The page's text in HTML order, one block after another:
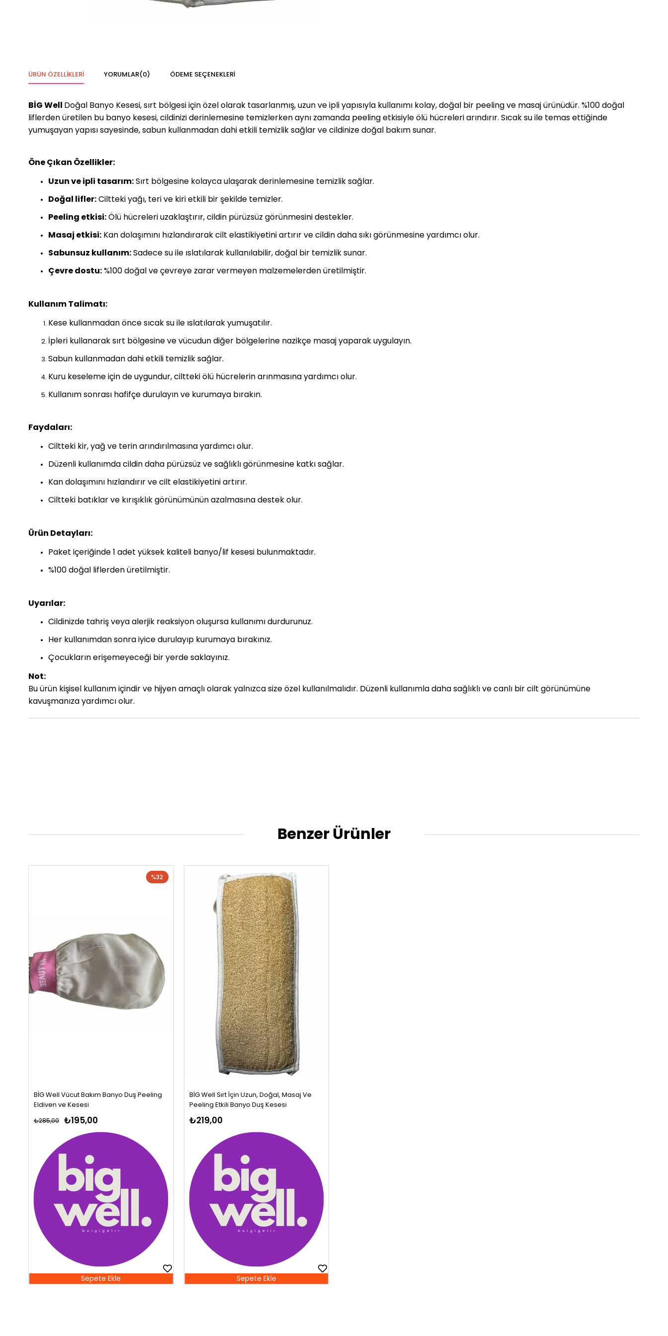
ÜRÜN ÖZELLIKLERI YORUMLAR(0) ÖDEME SEÇENEKLERI
BİG Well Doğal Banyo Kesesi, sırt bölgesi için özel olarak tasarlanmış, uzun ve ipli yapısıyla kullanımı kolay, doğal bir peeling ve masaj ürünüdür. %100 doğal
liflerden üretilen bu banyo kesesi, cildinizi derinlemesine temizlerken aynı zamanda peeling etkisiyle ölü hücreleri arındırır. Sıcak su ile temas ettiğinde
yumuşayan yapısı sayesinde, sabun kullanmadan dahi etkili temizlik sağlar ve cildinize doğal bakım sunar.
Öne Çıkan Özellikler:
Uzun ve ipli tasarım:Sırt bölgesine kolayca ulaşarak derinlemesine temizlik sağlar.
Doğal lifler:Ciltteki yağı, teri ve kiri etkili bir şekilde temizler.
Peeling etkisi:Ölü hücreleri uzaklaştırır, cildin pürüzsüz görünmesini destekler.
Masaj etkisi: Kan dolaşımını hızlandırarak cilt elastikiyetini artırır ve cildin daha sıkı görünmesine yardımcı olur.
Sabunsuz kullanım:Sadece su ile ıslatılarak kullanılabilir, doğal bir temizlik sunar.
Çevre dostu:%100 doğal ve çevreye zarar vermeyen malzemelerden üretilmiştir.
Kullanım Talimatı:
Kese kullanmadan önce sıcak su ile ıslatılarak yumuşatılır.
İpleri kullanarak sırt bölgesine ve vücudun diğer bölgelerine nazikçe masaj yaparak uygulayın.
Sabun kullanmadan dahi etkili temizlik sağlar.
Kuru keseleme için de uygundur, ciltteki ölü hücrelerin arınmasına yardımcı olur.
Kullanım sonrası hafifçe durulayın ve kurumaya bırakın.
Faydaları:
Ciltteki kir, yağ ve terin arındırılmasına yardımcı olur.
Düzenli kullanımda cildin daha pürüzsüz ve sağlıklı görünmesine katkı sağlar.
Kan dolaşımını hızlandırır ve cilt elastikiyetini artırır.
Ciltteki batıklar ve kırışıklık görünümünün azalmasına destek olur.
Ürün Detayları:
Paket içeriğinde 1 adet yüksek kaliteli banyo/lif kesesi bulunmaktadır.
%100 doğal liflerden üretilmiştir.
Uyarılar:
Cildinizde tahriş veya alerjik reaksiyon oluşursa kullanımı durdurunuz.
Her kullanımdan sonra iyice durulayıp kurumaya bırakınız.
Çocukların erişemeyeceği bir yerde saklayınız.
Not:
Bu ürün kişisel kullanım içindir ve hijyen amaçlı olarak yalnızca size özel kullanılmalıdır. Düzenli kullanımla daha sağlıklı ve canlı bir cilt görünümüne
kavuşmanıza yardımcı olur.
Benzer Ürünler
BİG Well Vücut Bakım Banyo Duş Peeling
Eldiven ve Kesesi
₺195,00
₺285,00
Sepete Ekle
%32
BİG Well Sırt İçin Uzun, Doğal, Masaj Ve
Peeling Etkili Banyo Duş Kesesi
₺219,00
Sepete Ekle